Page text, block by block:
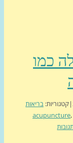
בריאות